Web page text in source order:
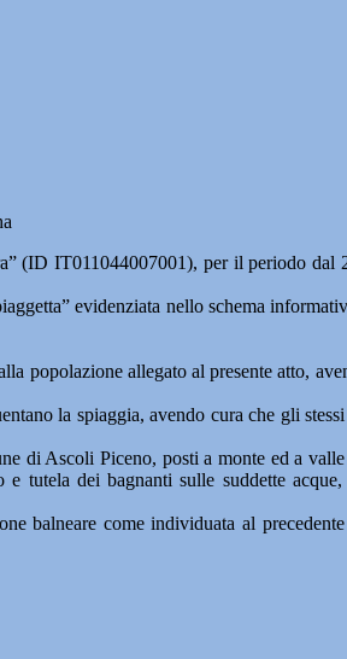
(ID IT011044007001), per il periodo dal
evidenziata nello schema
popolazione allegato al presente atto,
la spiaggia, avendo cura che gli
di Ascoli Piceno, posti a monte ed a
tutela dei bagnanti sulle suddette
balneare come individuata al